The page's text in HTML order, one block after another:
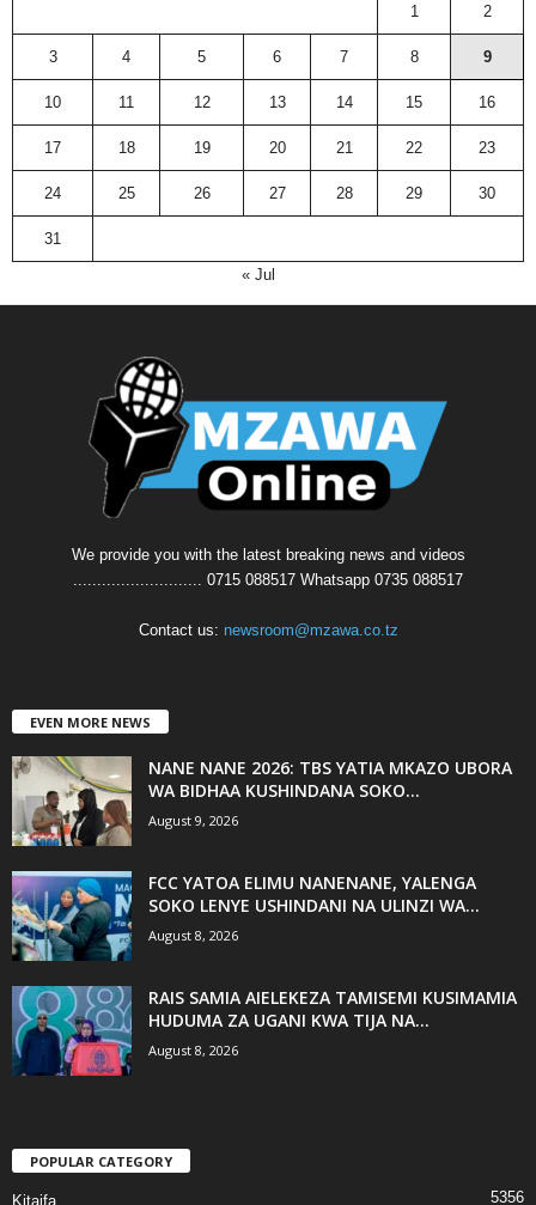
1 2
3 4 5 6 7 8 9
10 11 12 13 14 15 16
17 18 19 20 21 22 23
24 25 26 27 28 29 30
31
« Jul
We provide you with the latest breaking news and videos
........................... 0715 088517 Whatsapp 0735 088517
Contact us: newsroom@mzawa.co.tz
EVEN MORE NEWS
NANE NANE 2026: TBS YATIA MKAZO UBORA
WA BIDHAA KUSHINDANA SOKO...
August 9, 2026
FCC YATOA ELIMU NANENANE, YALENGA
SOKO LENYE USHINDANI NA ULINZI WA...
August 8, 2026
RAIS SAMIA AIELEKEZA TAMISEMI KUSIMAMIA
HUDUMA ZA UGANI KWA TIJA NA...
August 8, 2026
POPULAR CATEGORY
Kitaifa 5356